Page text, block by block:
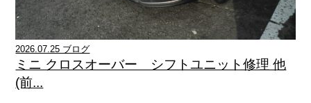
2026.07.25 ブログ
ミニ クロスオーバー シフトユニット修理 他
(前...